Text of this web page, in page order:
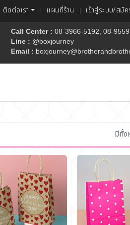
ติดต่อเรา แผนที่ร้าน เข้าสู่ระบบ/สมั
Call Center : 08-3966-5192, 08-
Line : @boxjourney
Email :
มีทั้ง